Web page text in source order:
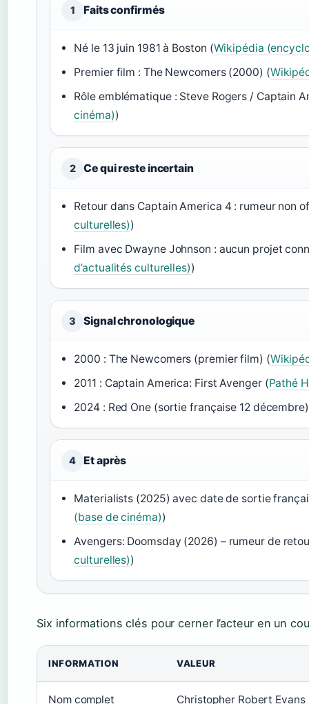
1 Faits confirmés
Né le 13 juin 1981 à Boston (Wikipédia
Premier film : The Newcomers (2000) (
Rôle emblématique : Steve Rogers / Captain
cinéma))
2 Ce qui reste incertain
Retour dans Captain America 4 : rumeur non
culturelles))
Film avec Dwayne Johnson : aucun projet
d’actualités culturelles))
3 Signal chronologique
2000 : The Newcomers (premier film) (
2011 : Captain America: First Avenger (Pathé
2024 : Red One (sortie française 12
4 Et après
Materialists (2025) avec date de sortie
(base de cinéma))
Avengers: Doomsday (2026) – rumeur de
culturelles))
Six informations clés pour cerner l’acteur en un
INFORMATION VALEUR
Nom complet Christopher Robert Evans